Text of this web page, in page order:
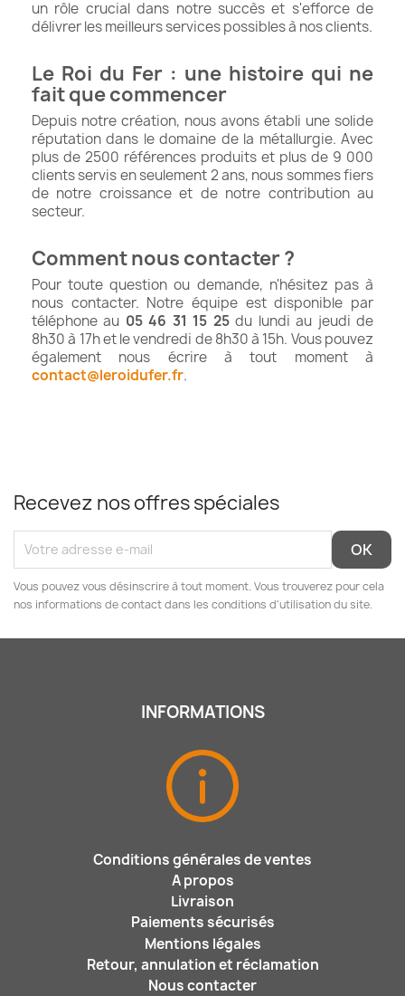
un rôle crucial dans notre succès et s'efforce de
délivrer les meilleurs services possibles à nos clients.
Le Roi du Fer : une histoire qui ne
fait que commencer
Depuis notre création, nous avons établi une solide
réputation dans le domaine de la métallurgie. Avec
plus de 2500 références produits et plus de 9 000
clients servis en seulement 2 ans, nous sommes fiers
de notre croissance et de notre contribution au
secteur.
Comment nous contacter ?
Pour toute question ou demande, n'hésitez pas à
nous contacter. Notre équipe est disponible par
téléphone au 05 46 31 15 25du lundi au jeudi de
8h30 à 17h et le vendredi de 8h30 à 15h. Vous pouvez
également nous écrire à tout moment à
contact@leroidufer.fr.
Recevez nos offres spéciales
Vous pouvez vous désinscrire à tout moment. Vous trouverez pour cela
nos informations de contact dans les conditions d'utilisation du site.
INFORMATIONS
Conditions générales de ventes
A propos
Livraison
Paiements sécurisés
Mentions légales
Retour, annulation et réclamation
Nous contacter